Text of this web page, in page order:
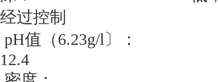
经过控制
pH值（6.23g/l〕：
12.4